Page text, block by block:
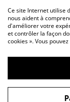
©2026Tout
Ce site Internet utilise
nous aident à
d'améliorer votre
et contrôler la façon
cookies ». Vous